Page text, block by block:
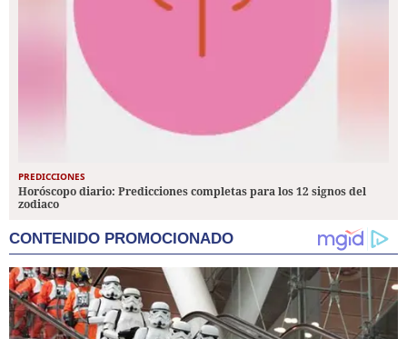
PREDICCIONES
Horóscopo diario: Predicciones completas para los 12 signos del
zodiaco
CONTENIDO PROMOCIONADO